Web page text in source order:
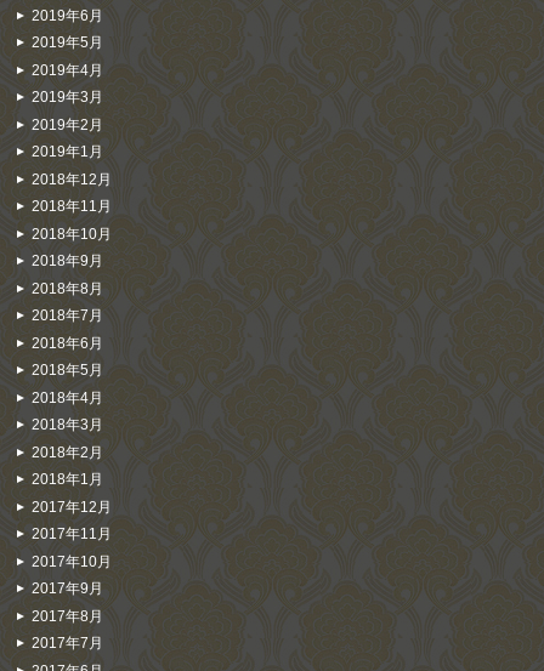
2019年6月
2019年5月
2019年4月
2019年3月
2019年2月
2019年1月
2018年12月
2018年11月
2018年10月
2018年9月
2018年8月
2018年7月
2018年6月
2018年5月
2018年4月
2018年3月
2018年2月
2018年1月
2017年12月
2017年11月
2017年10月
2017年9月
2017年8月
2017年7月